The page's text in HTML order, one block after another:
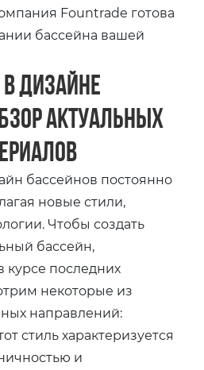
Fountrade готова
бассейна вашей
дизайне
актуальных
бассейнов постоянно
новые стили,
Чтобы создать
бассейн,
курсе последних
некоторые из
направлений:
стиль характеризуется
и